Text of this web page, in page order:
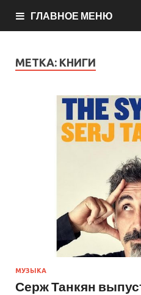
ГЛАВНОЕ МЕНЮ
МЕТКА: КНИГИ
МУЗЫКА
Серж Танкян